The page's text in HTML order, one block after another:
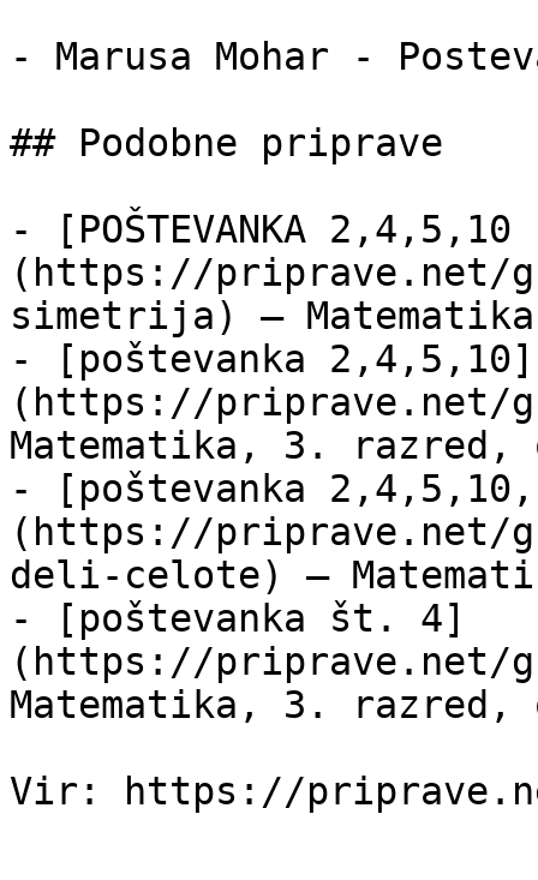
- Marusa Mohar -
## Podobne priprave
- [POŠTEVANKA 2,4,5,10
(https://priprave.net/
simetrija) —
- [poštevanka 2,4,5,10]
(https://priprave.net/
Matematika, 3. razred,
- [poštevanka
(https://priprave.net/
deli-celote) —
- [poštevanka št. 4]
(https://priprave.net/
Matematika, 3. razred,